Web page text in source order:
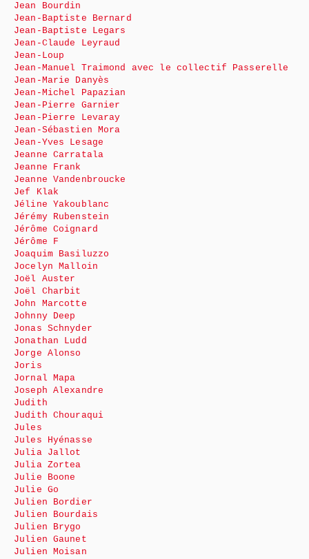
Jean Bourdin
Jean-Baptiste Bernard
Jean-Baptiste Legars
Jean-Claude Leyraud
Jean-Loup
Jean-Manuel Traimond avec le collectif Passerelle
Jean-Marie Danyès
Jean-Michel Papazian
Jean-Pierre Garnier
Jean-Pierre Levaray
Jean-Sébastien Mora
Jean-Yves Lesage
Jeanne Carratala
Jeanne Frank
Jeanne Vandenbroucke
Jef Klak
Jéline Yakoublanc
Jérémy Rubenstein
Jérôme Coignard
Jérôme F
Joaquim Basiluzzo
Jocelyn Malloin
Joël Auster
Joël Charbit
John Marcotte
Johnny Deep
Jonas Schnyder
Jonathan Ludd
Jorge Alonso
Joris
Jornal Mapa
Joseph Alexandre
Judith
Judith Chouraqui
Jules
Jules Hyénasse
Julia Jallot
Julia Zortea
Julie Boone
Julie Go
Julien Bordier
Julien Bourdais
Julien Brygo
Julien Gaunet
Julien Moisan